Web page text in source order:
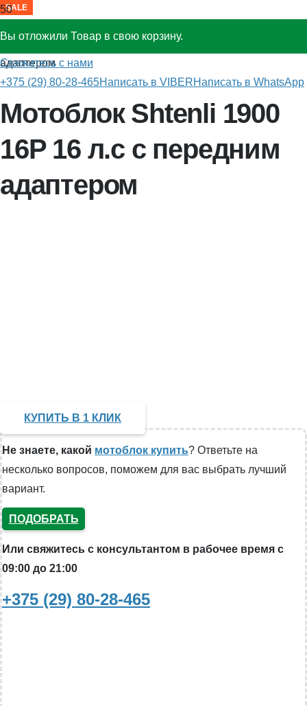
Вы отложили Товар в свою корзину.
Свяжитесь с нами
+375 (29) 80-28-465Написать в VIBERНаписать в WhatsApp
Главная»Мотоблоки »Shtenli 1900 16P с передним
адаптером
Мотоблок Shtenli 1900
16P 16 л.с с передним
адаптером
КУПИТЬ В 1 КЛИК
Не знаете, какой мотоблок купить? Ответьте на
несколько вопросов, поможем для вас выбрать лучший
вариант.
ПОДОБРАТЬ
Или свяжитесь с консультантом в рабочее время с
09:00 до 21:00
+375 (29) 80-28-465
SALE
SALE
SALE
SALE
SALE